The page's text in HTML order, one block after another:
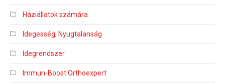
Háziállatok számára
Idegesség, Nyugtalanság
Idegrendszer
Immun-Boost Orthoexpert